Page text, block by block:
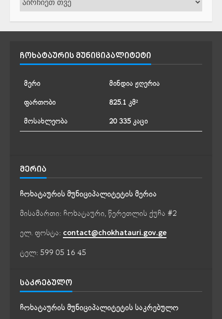
არქივი
ᲩᲝᲮᲐᲢᲐᲣᲠᲘᲡ ᲛᲣᲜᲘᲪᲘᲞᲐᲚᲘᲢᲔᲢᲘ
მერი
მინდია ჟღერია
ფართობი
825.1 კმ²
მოსახლეობა
20 335 კაცი
ᲛᲔᲠᲘᲐ
ჩოხატაურის მუნიციპალიტეტის მერია
მისამართი: ჩოხატაური, წერეთლის ქუჩა #2
ელ. ფოსტა: contact@chokhatauri.gov.ge
ტელ: 599 05 16 45
ᲡᲐᲙᲠᲔᲑᲣᲚᲝ
ჩოხატაურის მუნიციპალიტეტის საკრებულო